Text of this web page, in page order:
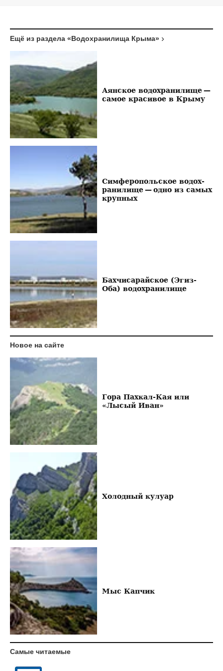
Ещё из раздела «Водохранилища Крыма»
Аянское водохранилище —
самое красивое в Крыму
Симферопольское во­дох­
ра­ни­ли­ще — одно из самых
крупных
Бахчисарайское (Эгиз-
Оба) водохранилище
Новое на сайте
Гора Пахкал-Кая или
«Лысый Иван»
Холодный кулуар
Мыс Капчик
Самые читаемые